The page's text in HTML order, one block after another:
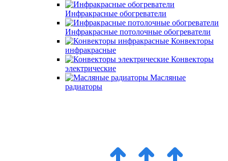
Инфракрасные обогреватели
Инфракрасные потолочные обогреватели
Конвекторы
инфракрасные
Конвекторы
электрические
Масляные
радиаторы